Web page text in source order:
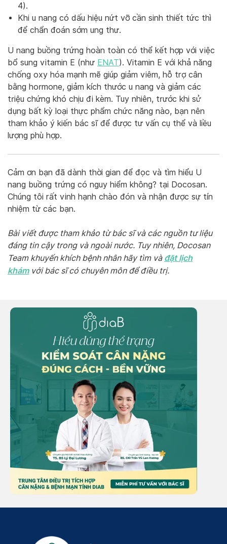
4).
Khi u nang có dấu hiệu nứt vỡ cần sinh thiết tức thì
để chẩn đoán sớm ung thư.
U nang buồng trứng hoàn toàn có thể kết hợp với việc
bổ sung vitamin E (như ENAT). Vitamin E với khả năng
chống oxy hóa mạnh mẽ giúp giảm viêm, hỗ trợ cân
bằng hormone, giảm kích thước u nang và giảm các
triệu chứng khó chịu đi kèm. Tuy nhiên, trước khi sử
dụng bất kỳ loại thực phẩm chức năng nào, bạn nên
tham khảo ý kiến bác sĩ để được tư vấn cụ thể và liều
lượng phù hợp.
Cảm ơn bạn đã dành thời gian để đọc và tìm hiểu U
nang buồng trứng có nguy hiểm không? tại Docosan.
Chúng tôi rất vinh hạnh chào đón và nhận được sự tín
nhiệm từ các bạn.
Bài viết được tham khảo từ bác sĩ và các nguồn tư liệu
đáng tin cậy trong và ngoài nước. Tuy nhiên, Docosan
Team khuyến khích bệnh nhân hãy tìm và đặt lịch
khámvới bác sĩ có chuyên môn để điều trị.